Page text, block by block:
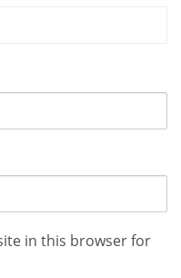
in this browser for